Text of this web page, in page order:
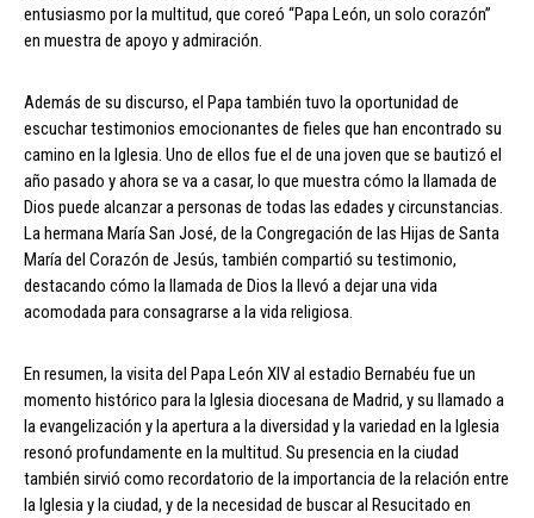
entusiasmo por la multitud, que coreó “Papa León, un solo corazón”
en muestra de apoyo y admiración.
Además de su discurso, el Papa también tuvo la oportunidad de
escuchar testimonios emocionantes de fieles que han encontrado su
camino en la Iglesia. Uno de ellos fue el de una joven que se bautizó el
año pasado y ahora se va a casar, lo que muestra cómo la llamada de
Dios puede alcanzar a personas de todas las edades y circunstancias.
La hermana María San José, de la Congregación de las Hijas de Santa
María del Corazón de Jesús, también compartió su testimonio,
destacando cómo la llamada de Dios la llevó a dejar una vida
acomodada para consagrarse a la vida religiosa.
En resumen, la visita del Papa León XIV al estadio Bernabéu fue un
momento histórico para la Iglesia diocesana de Madrid, y su llamado a
la evangelización y la apertura a la diversidad y la variedad en la Iglesia
resonó profundamente en la multitud. Su presencia en la ciudad
también sirvió como recordatorio de la importancia de la relación entre
la Iglesia y la ciudad, y de la necesidad de buscar al Resucitado en